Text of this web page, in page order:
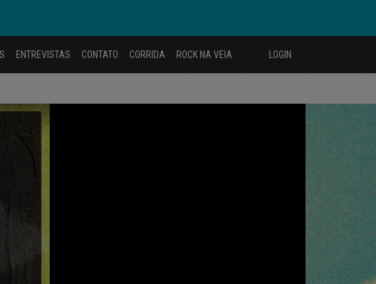
ENTREVISTAS CONTATO CORRIDA ROCK NA VEIA LOGIN